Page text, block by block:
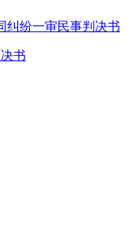
纠纷一审民事判决书